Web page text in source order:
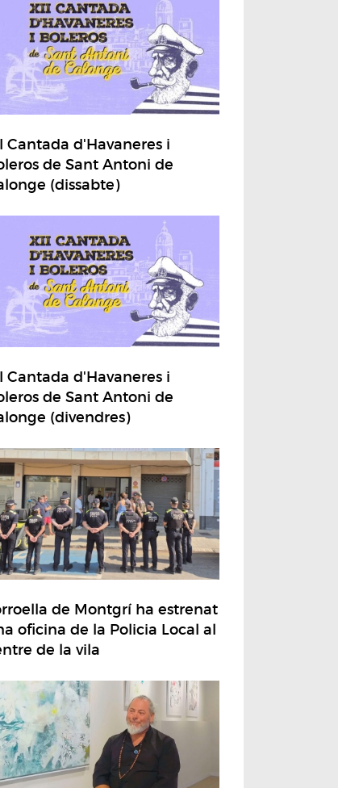
Cantada d'Havaneres i
de Sant Antoni de
(dissabte)
Cantada d'Havaneres i
de Sant Antoni de
(divendres)
de Montgrí ha estrenat
oficina de la Policia Local al
de la vila